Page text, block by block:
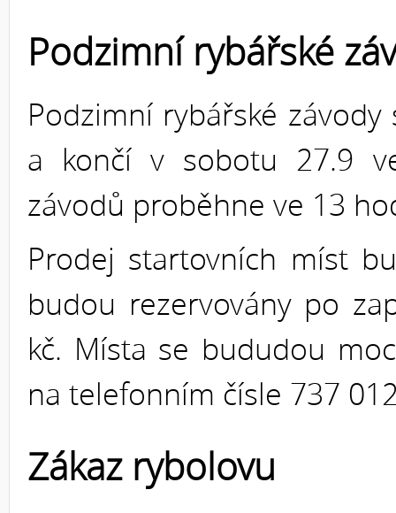
Podzimní rybářské
Podzimní rybářské
a končí v sobotu 27.9
závodů proběhne ve 13
Prodej startovních míst
budou rezervovány po
kč. Místa se bududou
na telefonním čísle 737
Zákaz rybolovu